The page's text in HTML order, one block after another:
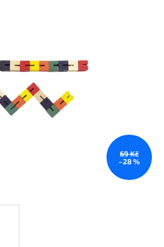
69 Kč
–28 %